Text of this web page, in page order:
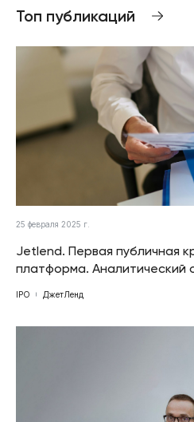
Топ публикаций
25 февраля 2025 г.
Jetlend. Первая публичная
платформа. Аналитический
IPO ДжетЛенд